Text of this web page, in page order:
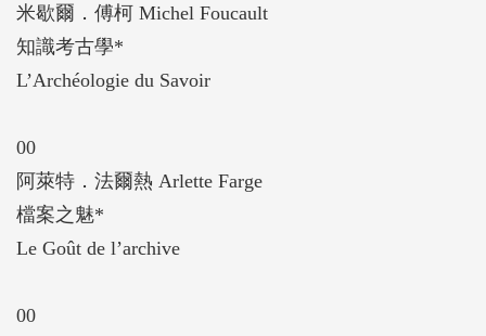
米歇爾．傅柯 Michel Foucault
知識考古學*
L’Archéologie du Savoir
00
阿萊特．法爾熱 Arlette Farge
檔案之魅*
Le Goût de l’archive
00